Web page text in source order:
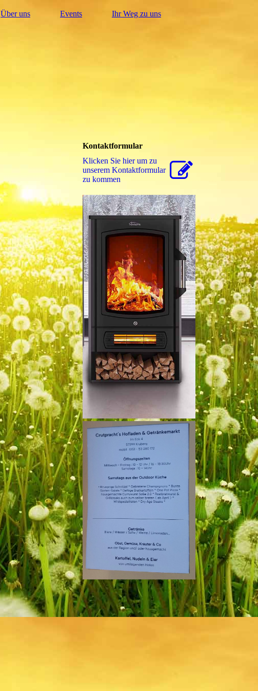
Über uns Events Ihr Weg zu uns
Kontaktformular
Klicken Sie hier um zu
unserem Kon­takt­for­mu­lar
zu kommen